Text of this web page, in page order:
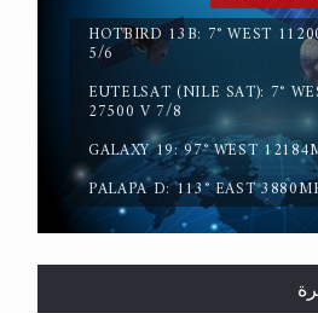
HOTBIRD 13B: 7° WEST
5/6
EUTELSAT (NILE SAT): 7°
27500 V 7/8
GALAXY 19: 97° WEST
PALAPA D: 113° EAST